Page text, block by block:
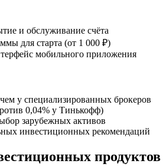
и обслуживание счёта
для старта (от 1 000 ₽)
мобильного приложения
у специализированных брокеров
0,04% у Тинькофф)
зарубежных активов
инвестиционных рекомендаций
продуктов